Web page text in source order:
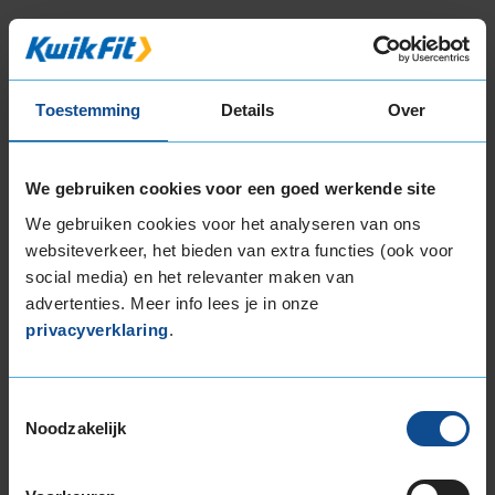
Toestemming Details Over
We gebruiken cookies voor een goed werkende site
We gebruiken cookies voor het analyseren van ons
websiteverkeer, het bieden van extra functies (ook voor
social media) en het relevanter maken van
advertenties. Meer info lees je in onze
privacyverklaring.
Noodzakelijk
In de categorie grip op nat wegdek is deze band
gewaardeerd met een C-label, wat betekent dat
deze band goede grip heeft bij natte
weersomstandigheden.
met B-notering, wat betekent dat deze band
een normale geluidsproductie heeft.
Wil je nog meer informatie over het
bandenlabel van deze band, klik dan
Bandenmontagepakketten
Kies je